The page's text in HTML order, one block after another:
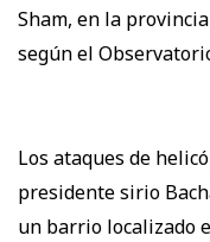
Sham, en la
según el
Los ataques de
presidente sirio
un barrio localizado